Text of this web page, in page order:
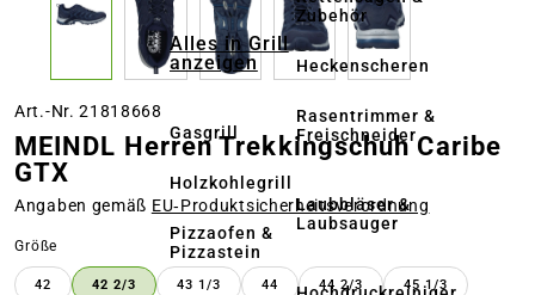
Alles in Grill
anzeigen
Gasgrill
Holzkohlegrill
Pizzaofen &
Pizzastein
Zubehör
Heckenscheren
Rasentrimmer &
Freischneider
Laubbläser &
Laubsauger
Art.-Nr. 21818668
MEINDL Herren Trekkingschuh Caribe
GTX
Angaben gemäß EU‑Produktsicherheitsverordnung
Größe
42 42 2/3 43 1/3 44 44 2/3 45 1/3